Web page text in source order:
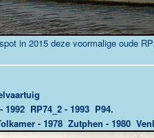
in 2015 deze voormalige oude
1992 RP74_2 - 1993 P94.
- 1978 Zutphen - 1980